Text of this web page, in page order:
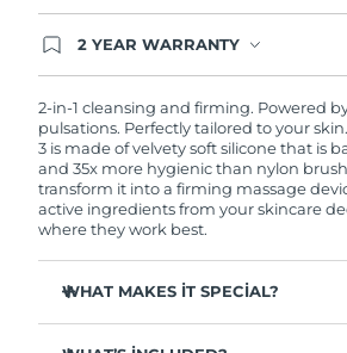
2 YEAR WARRANTY
issues within 2-year of purchase,
replace your product free of charge.
2-in-1 cleansing and firming. Powered
pulsations. Perfectly tailored to your
3 is made of velvety soft silicone that is
and 35x more hygienic than nylon
transform it into a firming massage
active ingredients from your skincare
where they work best.
WHAT MAKES IT SPECIAL?